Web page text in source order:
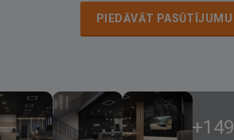
PIEDĀVĀT PASŪTĪJUMU
+149